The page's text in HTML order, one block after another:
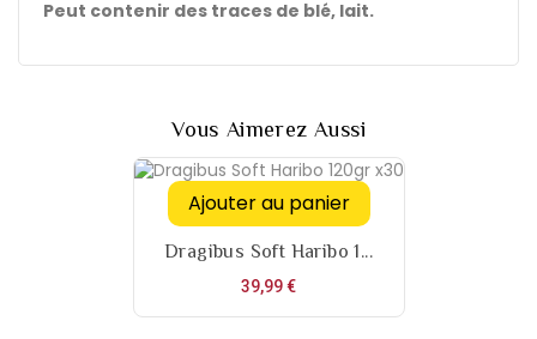
Peut contenir des traces de blé, lait.
Vous Aimerez Aussi
Ajouter au panier
Dragibus Soft Haribo 1...
39,99 €Prix